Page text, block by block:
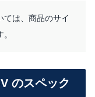
ては、商品のサイ
のスペック